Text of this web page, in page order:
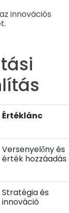
innovációs
Értéklánc
Versenyelőny és
érték hozzáadás
Stratégia és
innováció